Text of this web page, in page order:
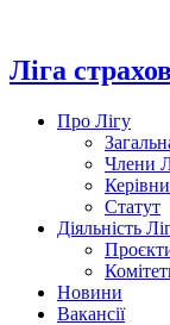
вмісту
Ліга
Про Лігу
Члени
Статут
Діяльність
Новини
Вакансії